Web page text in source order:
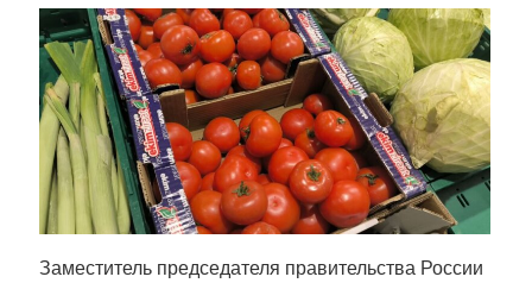
Заместитель председателя правительства России